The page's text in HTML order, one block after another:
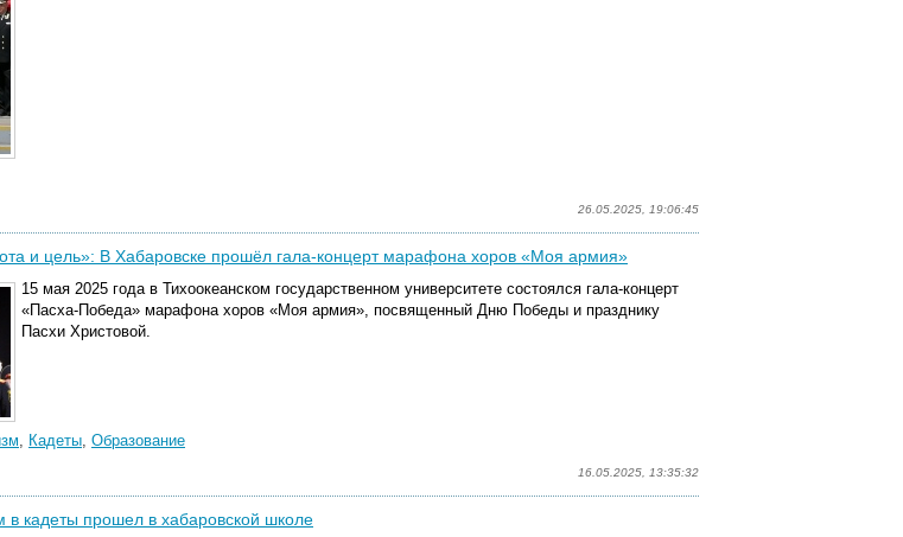
26.05.2025, 19:06:45
и цель»: В Хабаровске прошёл гала-концерт марафона хоров «Моя армия»
15 мая 2025 года в Тихоокеанском государственном университете состоялся гала-концерт
«Пасха-Победа» марафона хоров «Моя армия», посвященный Дню Победы и празднику
Пасхи Христовой.
, Кадеты, Образование
16.05.2025, 13:35:32
кадеты прошел в хабаровской школе